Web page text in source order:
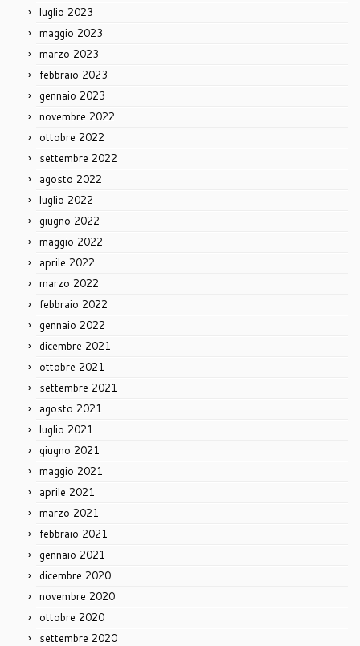
luglio 2023
maggio 2023
marzo 2023
febbraio 2023
gennaio 2023
novembre 2022
ottobre 2022
settembre 2022
agosto 2022
luglio 2022
giugno 2022
maggio 2022
aprile 2022
marzo 2022
febbraio 2022
gennaio 2022
dicembre 2021
ottobre 2021
settembre 2021
agosto 2021
luglio 2021
giugno 2021
maggio 2021
aprile 2021
marzo 2021
febbraio 2021
gennaio 2021
dicembre 2020
novembre 2020
ottobre 2020
settembre 2020